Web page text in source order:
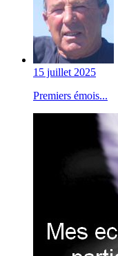
15 juillet 2025
Premiers émois...